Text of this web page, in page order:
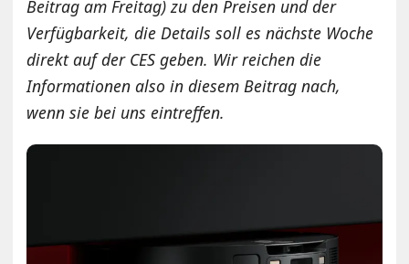
Beitrag am Freitag) zu den Preisen und der
Verfügbarkeit, die Details soll es nächste Woche
direkt auf der CES geben. Wir reichen die
Informationen also in diesem Beitrag nach,
wenn sie bei uns eintreffen.